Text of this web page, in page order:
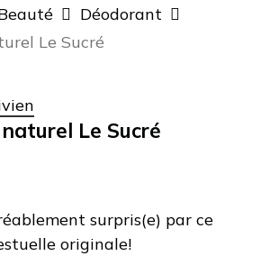
Déodorant
Le Sucré
Le Sucré
surpris(e) par ce
originale!